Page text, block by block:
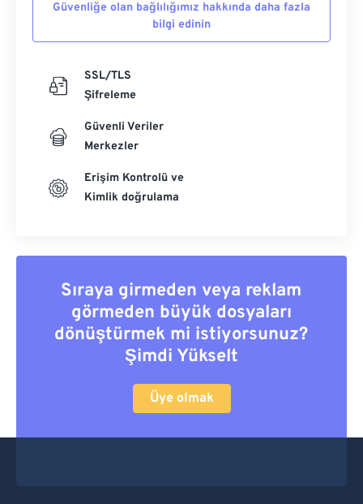
Güvenliğe olan bağlılığımız hakkında daha fazla
bilgi edinin
SSL/TLS
Şifreleme
Güvenli Veriler
Merkezler
Erişim Kontrolü ve
Kimlik doğrulama
Sıraya girmeden veya reklam
görmeden büyük dosyaları
dönüştürmek mi istiyorsunuz?
Şimdi Yükselt
Üye olmak